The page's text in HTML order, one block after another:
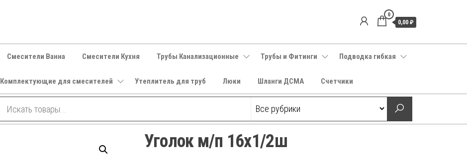
0
0,00 ₽
Смесители Ванна Смесители Кухня Трубы Канализационные Трубы и Фитинги Подводка гибкая
Комплектующие для смесителей Утеплитель для труб Люки Шланги ДСМА Счетчики
Уголок м/п 16х1/2ш